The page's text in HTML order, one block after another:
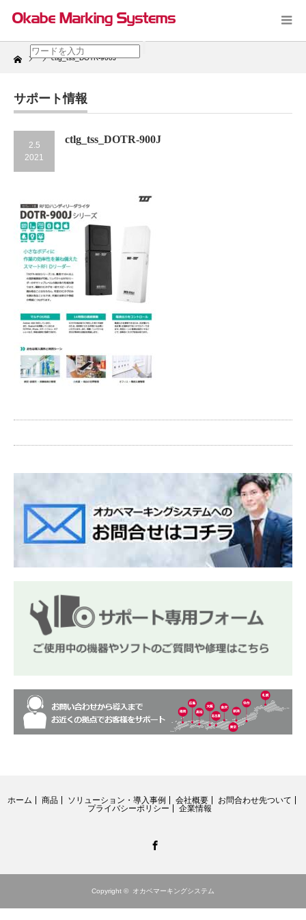
Home ctlg_tss_DOTR-900J
サポート情報
2.5
2021
ctlg_tss_DOTR-900J
ホーム 商品 ソリューション・導入事例 会社概要
お問合わせ先ついて
プライバシーポリシー
企業情報
Copyright © オカベマーキングシステム